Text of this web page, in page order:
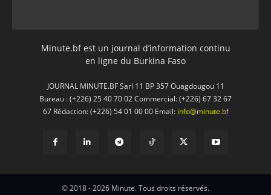
Minute.bf est un journal d’information continu
en ligne du Burkina Faso
JOURNAL MINUTE.BF Sarl 11 BP 357 Ouagdougou 11
Bureau : (+226) 25 40 70 02 Commercial: (+226) 67 32 67
67 Rédaction: (+226) 54 01 00 00 Email: info@minute.bf
© 2018 - 2026 Minute. Tous droits réservés.